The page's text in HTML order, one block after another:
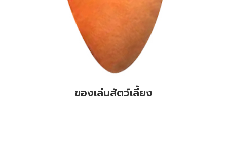
ของเล่นสัตว์เลี้ยง